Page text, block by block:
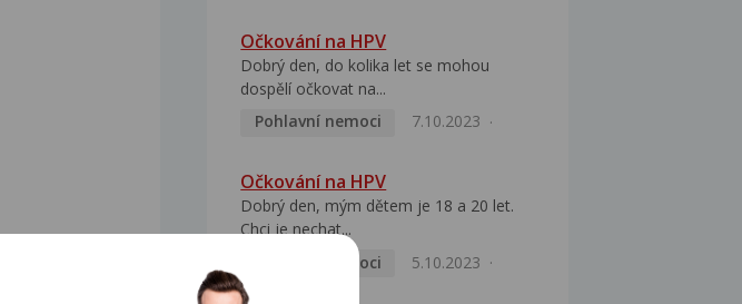
Očkování na HPV
Dobrý den, do kolika let se mohou
dospělí očkovat na...
Pohlavní nemoci
7.10.2023
Očkování na HPV
Dobrý den, mým dětem je 18 a 20 let.
Chci je nechat...
Pohlavní nemoci
5.10.2023